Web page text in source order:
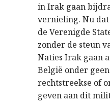
in Irak gaan
vernieling. Nu
de Verenigde
zonder de steun
Naties Irak gaan
België onder
rechtstreekse of
geven aan dit